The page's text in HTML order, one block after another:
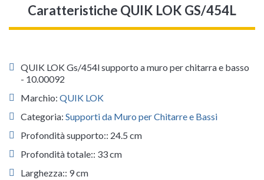
Caratteristiche QUIK LOK GS/454L
QUIK LOK Gs/454l supporto a muro per chitarra e basso
- 10.00092
Marchio: QUIK LOK
Categoria: Supporti da Muro per Chitarre e Bassi
Profondità supporto:: 24.5 cm
Profondità totale:: 33 cm
Larghezza:: 9 cm